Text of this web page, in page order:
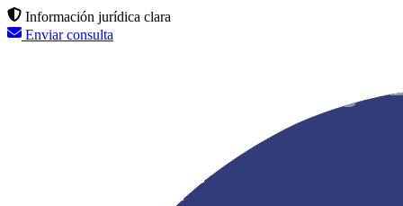
Información jurídica clara
Enviar consulta